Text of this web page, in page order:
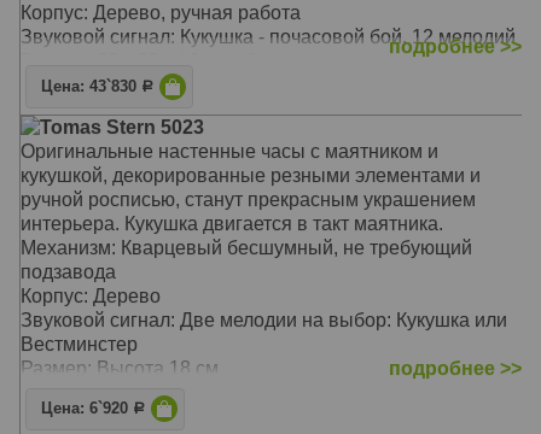
Корпус: Дерево, ручная работа
Звуковой сигнал: Кукушка - почасовой бой, 12 мелодий
Размер: 32 х 30 х 18 см. (без гирь и маятника)
подробнее >>
Цена: 43`830 Р
Tomas Stern 5023
Оригинальные настенные часы с маятником и
кукушкой, декорированные резными элементами и
ручной росписью, станут прекрасным украшением
интерьера. Кукушка двигается в такт маятника.
Механизм: Кварцевый бесшумный, не требующий
подзавода
Корпус: Дерево
Звуковой сигнал: Две мелодии на выбор: Кукушка или
Вестминстер
Размер: Высота 18 см
подробнее >>
Цена: 6`920 Р